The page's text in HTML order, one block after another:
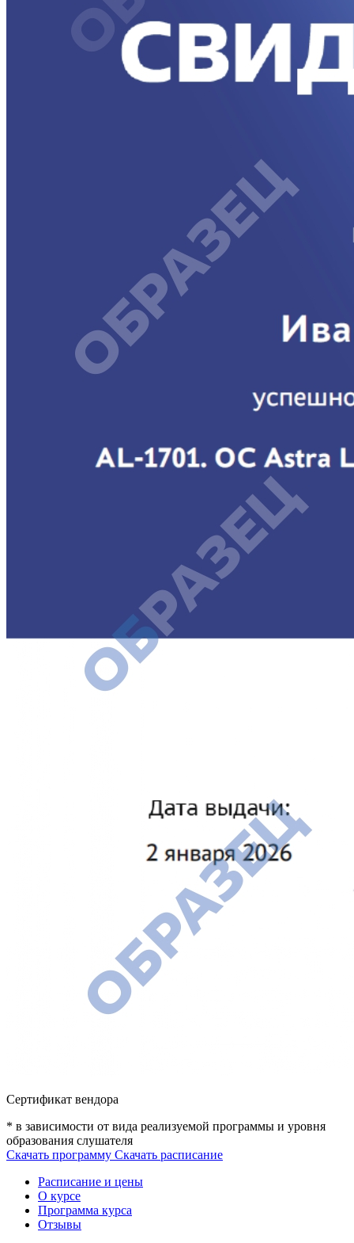
Сертификат вендора
* в зависимости от вида реализуемой программы и уровня
образования слушателя
Скачать программу Скачать расписание
Расписание и цены
О курсе
Программа курса
Отзывы